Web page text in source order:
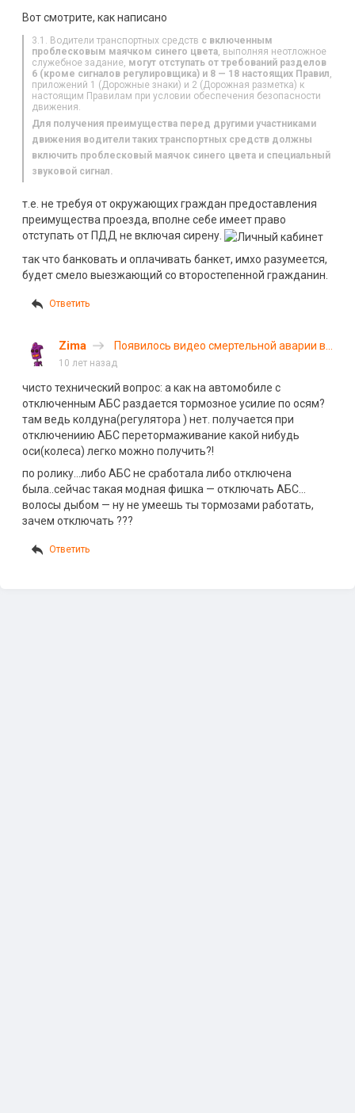
Вот смотрите, как написано
3.1. Водители транспортных средств с включенным
проблесковым маячком синего цвета, выполняя неотложное
служебное задание, могут отступать от требований разделов
6 (кроме сигналов регулировщика) и 8 — 18 настоящих Правил,
приложений 1 (Дорожные знаки) и 2 (Дорожная разметка) к
настоящим Правилам при условии обеспечения безопасности
движения.
Для получения преимущества перед другими участниками
движения водители таких транспортных средств должны
включить проблесковый маячок синего цвета и специальный
звуковой сигнал.
т.е. не требуя от окружающих граждан предоставления
преимущества проезда, вполне себе имеет право
отступать от ПДД не включая сирену.
так что банковать и оплачивать банкет, имхо разумеется,
будет смело выезжающий со второстепенной гражданин.
Ответить
Zima
Появилось видео смертельной аварии в
Екатеринбурге
10 лет назад
чисто технический вопрос: а как на автомобиле с
отключенным АБС раздается тормозное усилие по осям?
там ведь колдуна(регулятора ) нет. получается при
отключениию АБС перетормаживание какой нибудь
оси(колеса) легко можно получить?!
по ролику…либо АБС не сработала либо отключена
была..сейчас такая модная фишка — отключать АБС…
волосы дыбом — ну не умеешь ты тормозами работать,
зачем отключать ???
Ответить